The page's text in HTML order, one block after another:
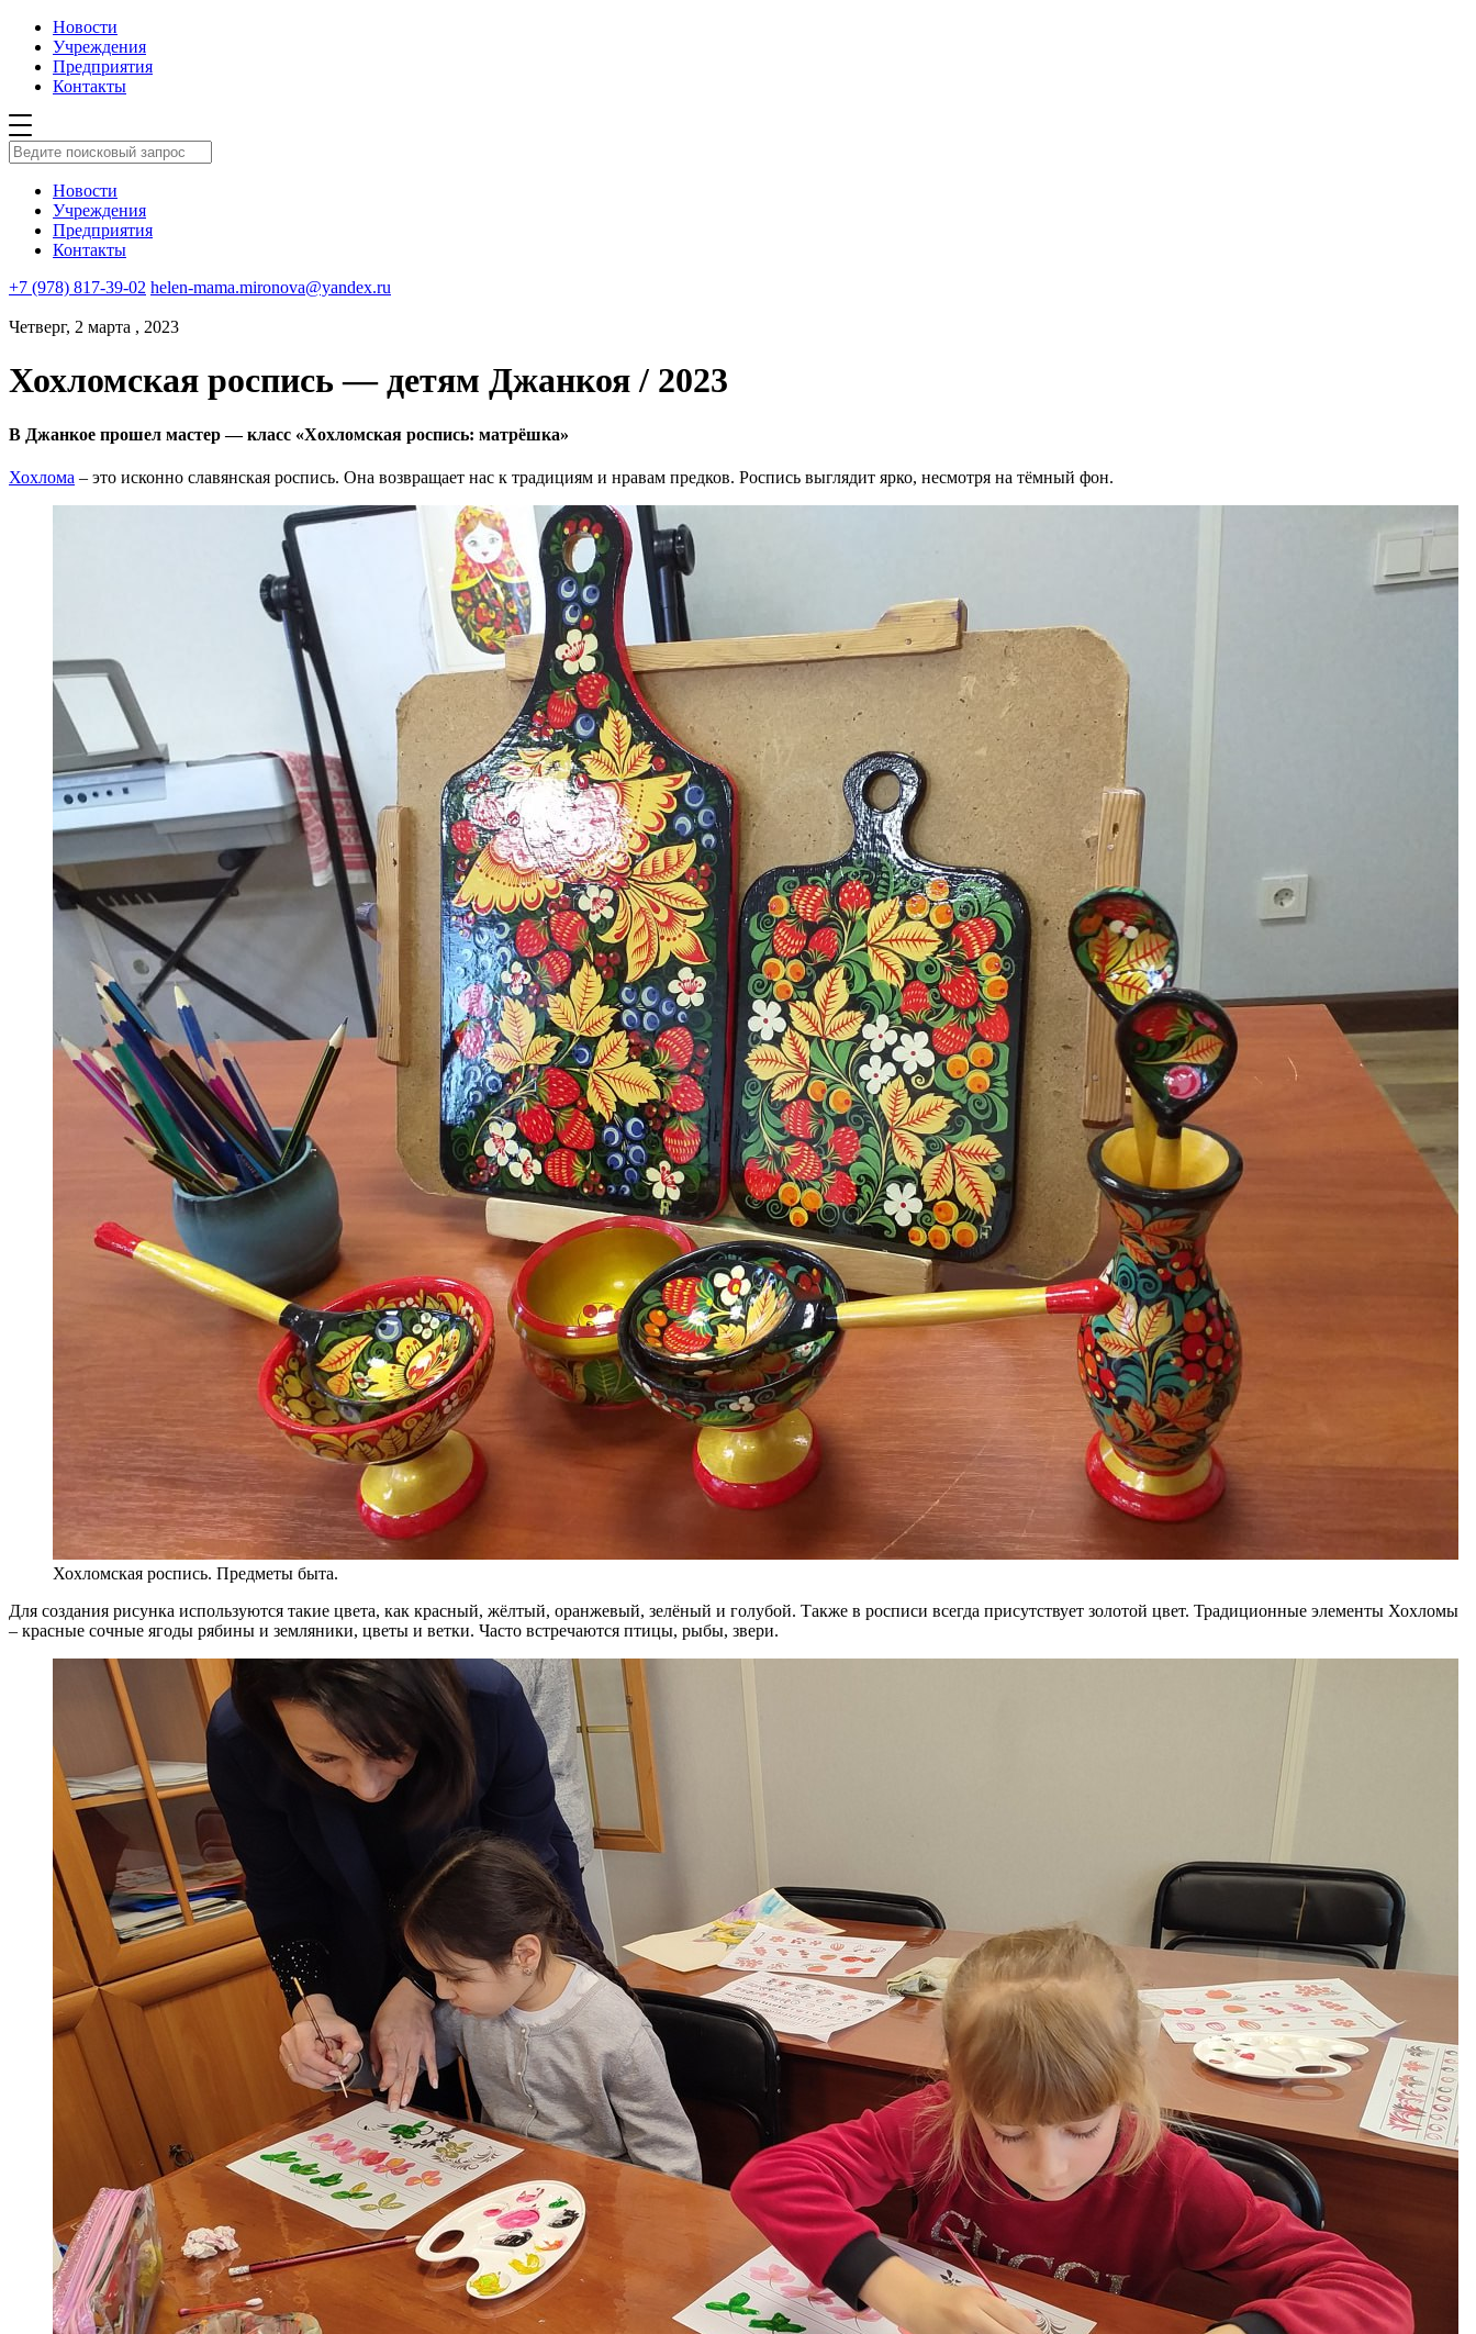
Новости
Учреждения
Предприятия
Контакты
Новости
Учреждения
Предприятия
Контакты
+7 (978) 817-39-02 helen-mama.mironova@yandex.ru
Четверг, 2 марта , 2023
Хохломская роспись — детям Джанкоя / 2023
В Джанкое прошел мастер — класс «Хохломская роспись: матрёшка»
Хохлома – это исконно славянская роспись. Она возвращает нас к традициям и нравам предков. Роспись выглядит ярко, несмотря на тёмный фон.
Хохломская роспись. Предметы быта.
Для создания рисунка используются такие цвета, как красный, жёлтый, оранжевый, зелёный и голубой. Также в росписи всегда присутствует золотой цвет. Традиционные элементы Хохломы
– красные сочные ягоды рябины и земляники, цветы и ветки. Часто встречаются птицы, рыбы, звери.